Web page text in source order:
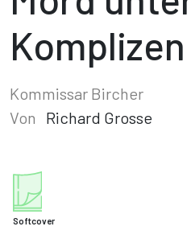
Komplizen
Kommissar Bircher
Von
Richard Grosse
Softcover